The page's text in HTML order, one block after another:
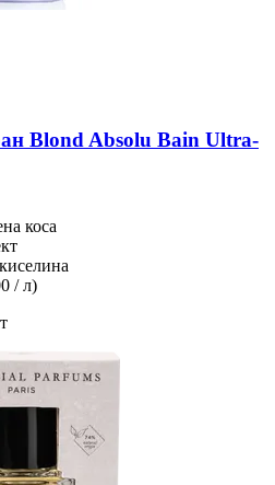
Blond Absolu Bain Ultra-​
коса
/ л)